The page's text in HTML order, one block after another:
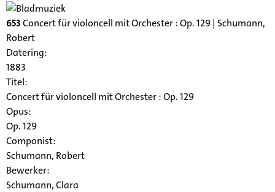
653Concert für violoncell mit Orchester : Op. 129 | Schumann,
Robert
Datering:
1883
Titel:
Concert für violoncell mit Orchester : Op. 129
Opus:
Op. 129
Componist:
Schumann, Robert
Bewerker:
Schumann, Clara